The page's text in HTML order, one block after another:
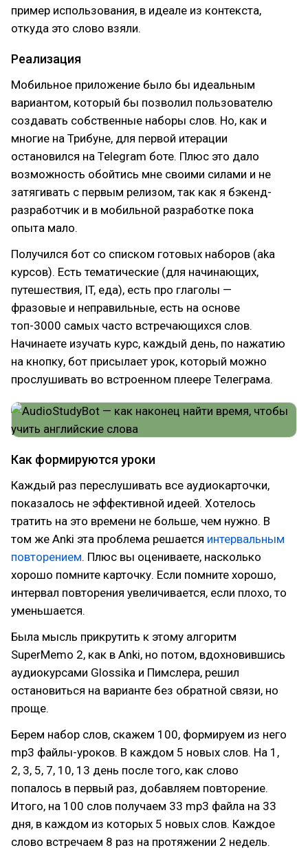
пример использования, в идеале из контекста,
откуда это слово взяли.
Реализация
Мобильное приложение было бы идеальным
вариантом, который бы позволил пользователю
создавать собственные наборы слов. Но, как и
многие на Трибуне, для первой итерации
остановился на Telegram боте. Плюс это дало
возможность обойтись мне своими силами и не
затягивать с первым релизом, так как я бэкенд-
разработчик и в мобильной разработке пока
опыта мало.
Получился бот со списком готовых наборов (aka
курсов). Есть тематические (для начинающих,
путешествия, IT, еда), есть про глаголы —
фразовые и неправильные, есть на основе
топ-3000 самых часто встречающихся слов.
Начинаете изучать курс, каждый день, по нажатию
на кнопку, бот присылает урок, который можно
прослушивать во встроенном плеере Телеграма.
Как формируются уроки
Каждый раз переслушивать все аудиокарточки,
показалось не эффективной идеей. Хотелось
тратить на это времени не больше, чем нужно. В
том же Anki эта проблема решается интервальным
повторением. Плюс вы оцениваете, насколько
хорошо помните карточку. Если помните хорошо,
интервал повторения увеличивается, если плохо, то
уменьшается.
Была мысль прикрутить к этому алгоритм
SuperMemo 2, как в Anki, но потом, вдохновившись
аудиокурсами Glossika и Пимслера, решил
остановиться на варианте без обратной связи, но
проще.
Берем набор слов, скажем 100, формируем из него
mp3 файлы-уроков. В каждом 5 новых слов. На 1,
2, 3, 5, 7, 10, 13 день после того, как слово
попалось в первый раз, добавляем повторение.
Итого, на 100 слов получаем 33 mp3 файла на 33
дня, в каждом из которых 5 новых слов. Каждое
слово встречаем 8 раз на протяжении 2 недель.